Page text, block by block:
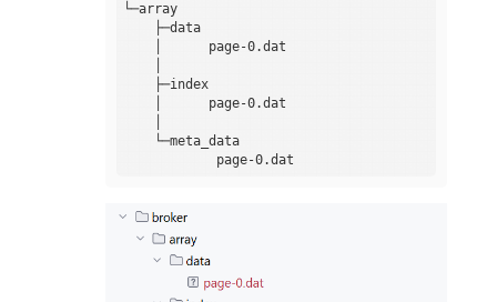
└─array
    ├─data
    │      page-0.dat
    ├─index
    │      page-0.dat
    └─meta_data